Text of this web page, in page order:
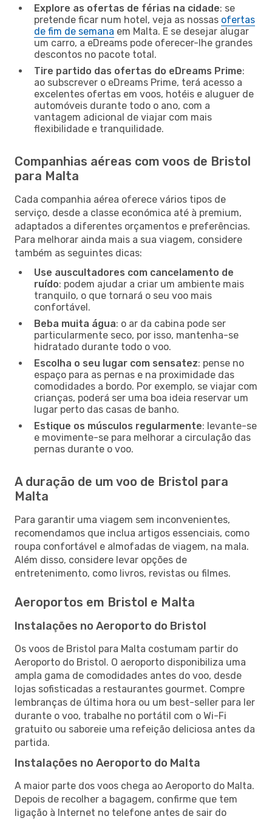
Explore as ofertas de férias na cidade: se
pretende ficar num hotel, veja as nossas ofertas
de fim de semana em Malta. E se desejar alugar
um carro, a eDreams pode oferecer-lhe grandes
descontos no pacote total.
Tire partido das ofertas do eDreams Prime:
ao subscrever o eDreams Prime, terá acesso a
excelentes ofertas em voos, hotéis e aluguer de
automóveis durante todo o ano, com a
vantagem adicional de viajar com mais
flexibilidade e tranquilidade.
Companhias aéreas com voos de Bristol
para Malta
Cada companhia aérea oferece vários tipos de
serviço, desde a classe económica até à premium,
adaptados a diferentes orçamentos e preferências.
Para melhorar ainda mais a sua viagem, considere
também as seguintes dicas:
Use auscultadores com cancelamento de
ruído: podem ajudar a criar um ambiente mais
tranquilo, o que tornará o seu voo mais
confortável.
Beba muita água: o ar da cabina pode ser
particularmente seco, por isso, mantenha-se
hidratado durante todo o voo.
Escolha o seu lugar com sensatez: pense no
espaço para as pernas e na proximidade das
comodidades a bordo. Por exemplo, se viajar com
crianças, poderá ser uma boa ideia reservar um
lugar perto das casas de banho.
Estique os músculos regularmente: levante-se
e movimente-se para melhorar a circulação das
pernas durante o voo.
A duração de um voo de Bristol para
Malta
Para garantir uma viagem sem inconvenientes,
recomendamos que inclua artigos essenciais, como
roupa confortável e almofadas de viagem, na mala.
Além disso, considere levar opções de
entretenimento, como livros, revistas ou filmes.
Aeroportos em Bristol e Malta
Instalações no Aeroporto do Bristol
Os voos de Bristol para Malta costumam partir do
Aeroporto do Bristol. O aeroporto disponibiliza uma
ampla gama de comodidades antes do voo, desde
lojas sofisticadas a restaurantes gourmet. Compre
lembranças de última hora ou um best-seller para ler
durante o voo, trabalhe no portátil com o Wi-Fi
gratuito ou saboreie uma refeição deliciosa antes da
partida.
Instalações no Aeroporto do Malta
A maior parte dos voos chega ao Aeroporto do Malta.
Depois de recolher a bagagem, confirme que tem
ligação à Internet no telefone antes de sair do